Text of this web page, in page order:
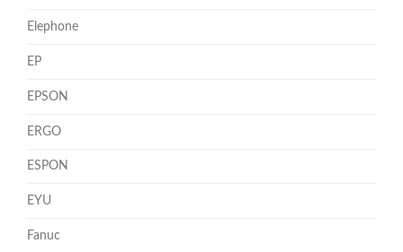
Elephone
EP
EPSON
ERGO
ESPON
EYU
Fanuc